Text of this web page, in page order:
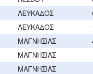
ΛΕΥΚΑΔΟΣ
ΛΕΥΚΑΔΟΣ
ΜΑΓΝΗΣΙΑΣ
ΜΑΓΝΗΣΙΑΣ
ΜΑΓΝΗΣΙΑΣ